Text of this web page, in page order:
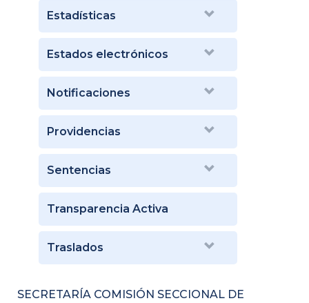
Estadísticas
Estados electrónicos
Notificaciones
Providencias
Sentencias
Transparencia Activa
Traslados
SECRETARÍA COMISIÓN SECCIONAL DE